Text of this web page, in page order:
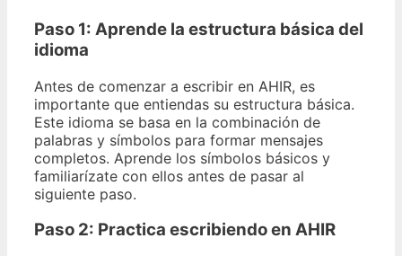
Paso 1: Aprende la estructura básica del
idioma
Antes de comenzar a escribir en AHIR, es
importante que entiendas su estructura básica.
Este idioma se basa en la combinación de
palabras y símbolos para formar mensajes
completos. Aprende los símbolos básicos y
familiarízate con ellos antes de pasar al
siguiente paso.
Paso 2: Practica escribiendo en AHIR